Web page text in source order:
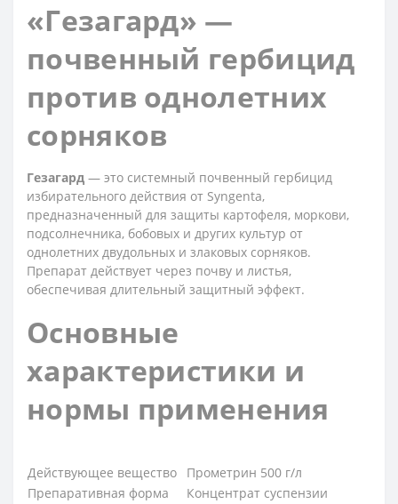
«Гезагард» —
почвенный гербицид
против однолетних
сорняков
Гезагард — это системный почвенный гербицид
избирательного действия от Syngenta,
предназначенный для защиты картофеля, моркови,
подсолнечника, бобовых и других культур от
однолетних двудольных и злаковых сорняков.
Препарат действует через почву и листья,
обеспечивая длительный защитный эффект.
Основные
характеристики и
нормы применения
Действующее вещество
Прометрин 500 г/л
Препаративная форма
Концентрат суспензии